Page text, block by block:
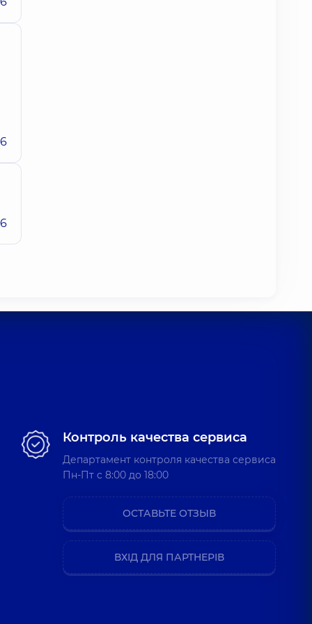
Контроль качества сервиса
Департамент контроля качества сервиса
Пн-Пт c 8:00 до 18:00
ОСТАВЬТЕ ОТЗЫВ
ВХІД ДЛЯ ПАРТНЕРІВ